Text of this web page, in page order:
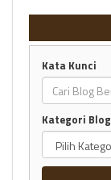
Kata Kunci
Kategori Blog